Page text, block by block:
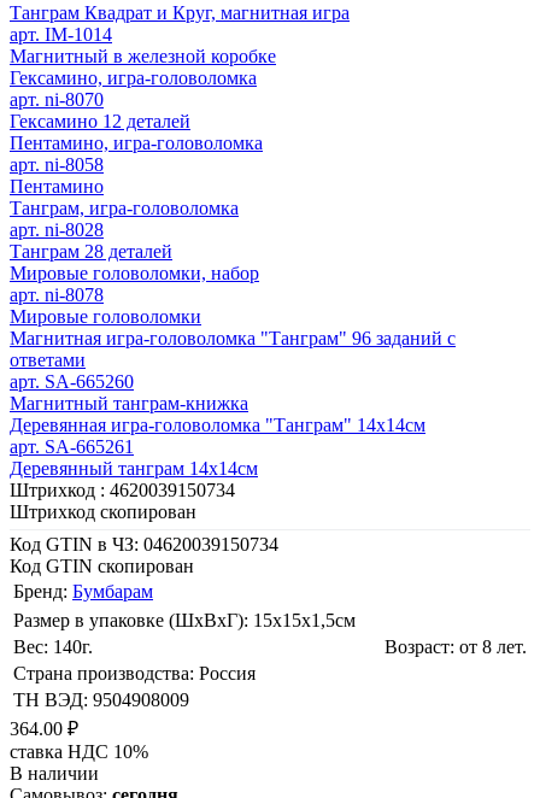
Танграм Квадрат и Круг, магнитная игра
арт. IM-1014
Магнитный в железной коробке
Гексамино, игра-головоломка
арт. ni-8070
Гексамино 12 деталей
Пентамино, игра-головоломка
арт. ni-8058
Пентамино
Танграм, игра-головоломка
арт. ni-8028
Танграм 28 деталей
Мировые головоломки, набор
арт. ni-8078
Мировые головоломки
Магнитная игра-головоломка "Танграм" 96 заданий с
ответами
арт. SA-665260
Магнитный танграм-книжка
Деревянная игра-головоломка "Танграм" 14х14см
арт. SA-665261
Деревянный танграм 14х14см
Штрихкод : 4620039150734
Штрихкод скопирован
Код GTIN в ЧЗ: 04620039150734
Код GTIN скопирован
Бренд: Бумбарам
Размер в упаковке (ШхВxГ): 15х15х1,5cм
Вес: 140г.
Возраст: от 8 лет.
Страна производства: Россия
ТН ВЭД: 9504908009
364.00 ₽
ставка НДС 10%
В наличии